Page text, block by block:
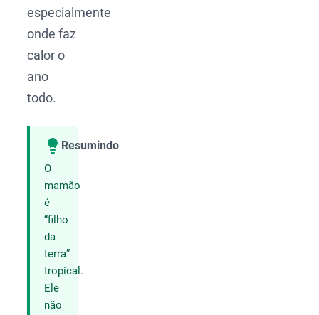
especialmente
onde faz
calor o
ano
todo.
Resumindo
O
mamão
é
“filho
da
terra”
tropical.
Ele
não